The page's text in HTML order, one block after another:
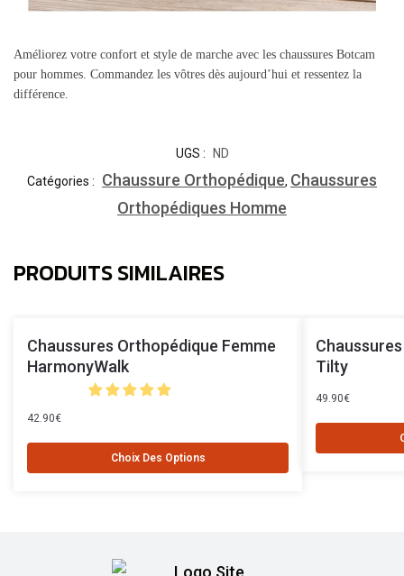
Améliorez votre confort et style de marche avec les chaussures Botcam
pour hommes. Commandez les vôtres dès aujourd’hui et ressentez la
différence.
UGS :
ND
Catégories :
Chaussure Orthopédique, Chaussures
Orthopédiques Homme
PRODUITS SIMILAIRES
Chaussures Orthopédique Femme
HarmonyWalk
42.90€
Choix Des Options
Tilty
49.90€